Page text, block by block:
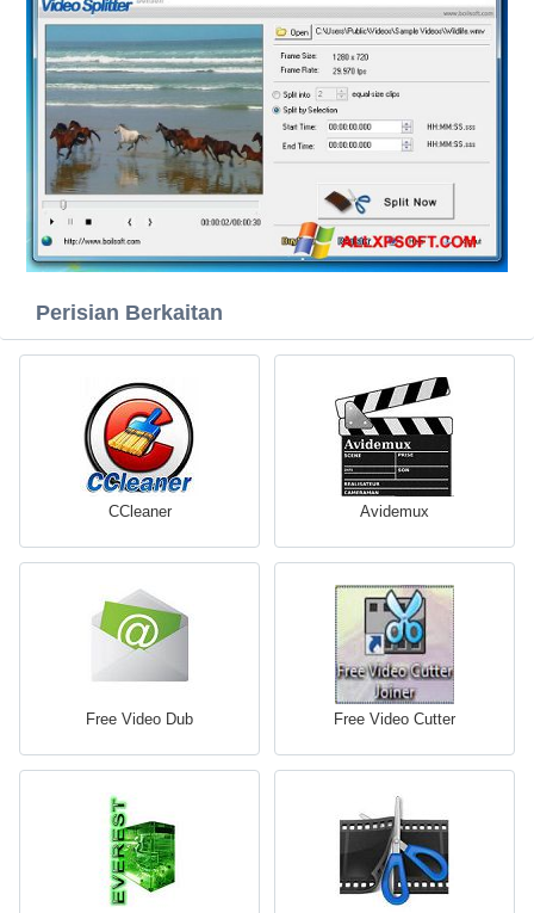
Perisian Berkaitan
CCleaner Avidemux
Free Video Dub Free Video Cutter